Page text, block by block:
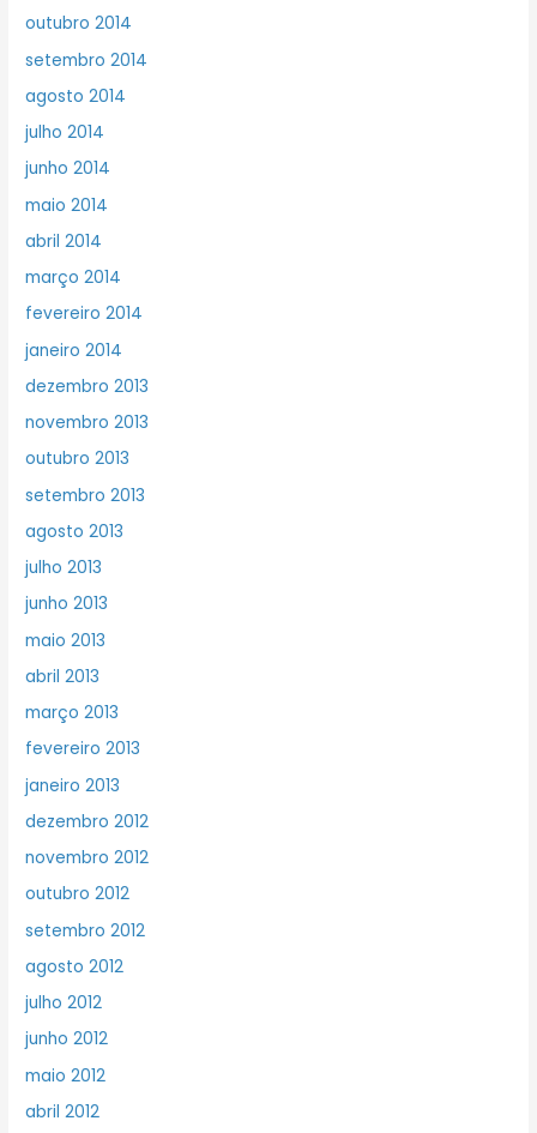
outubro 2014
setembro 2014
agosto 2014
julho 2014
junho 2014
maio 2014
abril 2014
março 2014
fevereiro 2014
janeiro 2014
dezembro 2013
novembro 2013
outubro 2013
setembro 2013
agosto 2013
julho 2013
junho 2013
maio 2013
abril 2013
março 2013
fevereiro 2013
janeiro 2013
dezembro 2012
novembro 2012
outubro 2012
setembro 2012
agosto 2012
julho 2012
junho 2012
maio 2012
abril 2012